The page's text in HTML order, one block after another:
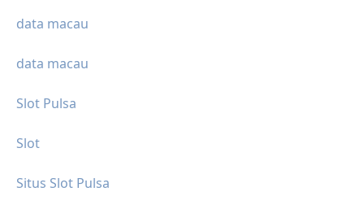
data macau
data macau
Slot Pulsa
Slot
Situs Slot Pulsa